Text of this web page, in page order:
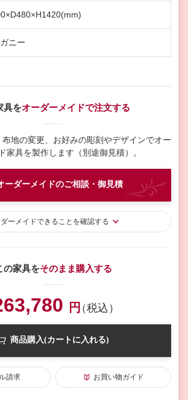
ニー
具をオーダーメイドで注文する
地の変更、お好みの彫刻やデザインでオー
家具を製作します（別途御見積）。
ーダーメイドのご相談・御見積
ーメイドできることを確認する
の家具をそのまま購入する
円（税込）
商品購入(カートに入れる)
請求 お買い物ガイド